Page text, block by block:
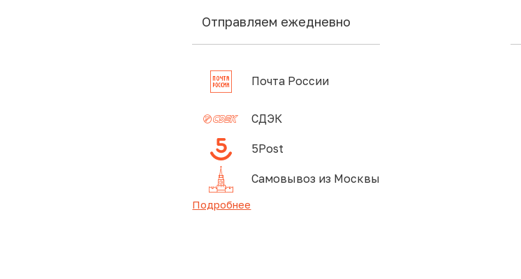
Отправляем ежедневно
Почта России
СДЭК
5Post
Самовывоз из Москвы
Подробнее